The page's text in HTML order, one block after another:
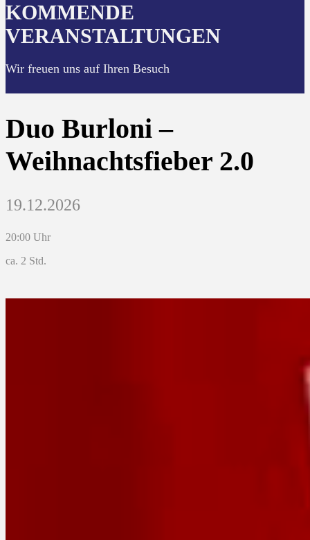
KOMMENDE
VERANSTALTUNGEN
Wir freuen uns auf Ihren Besuch
Duo Burloni –
Weihnachtsfieber 2.0
19.12.2026
20:00 Uhr
ca. 2 Std.